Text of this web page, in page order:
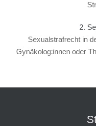
2.
Sexualstrafrecht in
Gynäkolog:innen oder